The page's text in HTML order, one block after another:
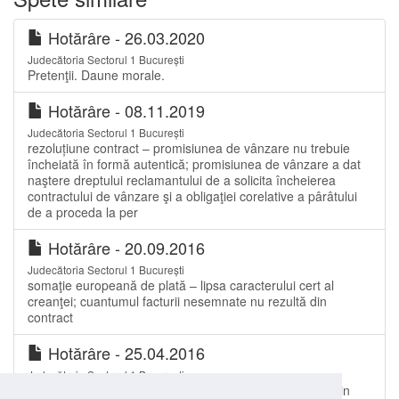
Hotărâre - 26.03.2020
Judecătoria Sectorul 1 București
Pretenţii. Daune morale.
Hotărâre - 08.11.2019
Judecătoria Sectorul 1 București
rezoluțiune contract – promisiunea de vânzare nu trebuie
încheiată în formă autentică; promisiunea de vânzare a dat
naştere dreptului reclamantului de a solicita încheierea
contractului de vânzare şi a obligaţiei corelative a pârâtului
de a proceda la per
Hotărâre - 20.09.2016
Judecătoria Sectorul 1 București
somaţie europeană de plată – lipsa caracterului cert al
creanţei; cuantumul facturii nesemnate nu rezultă din
contract
Hotărâre - 25.04.2016
Judecătoria Sectorul 1 București
Contestație la executare. Procesul verbal de scoatere din